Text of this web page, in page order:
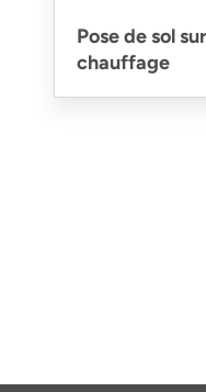
Pose de sol
chauffage